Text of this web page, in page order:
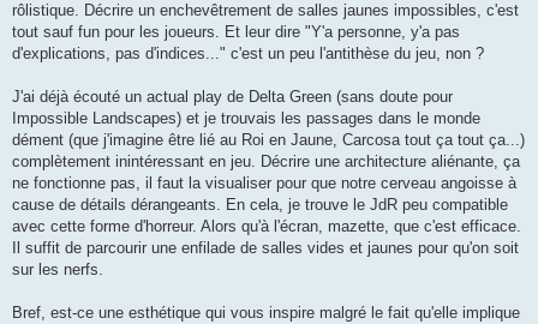
rôlistique. Décrire un enchevêtrement de salles jaunes impossibles, c'est
tout sauf fun pour les joueurs. Et leur dire "Y'a personne, y'a pas
d'explications, pas d'indices..." c'est un peu l'antithèse du jeu, non ?
J'ai déjà écouté un actual play de Delta Green (sans doute pour
Impossible Landscapes) et je trouvais les passages dans le monde
dément (que j'imagine être lié au Roi en Jaune, Carcosa tout ça tout ça...)
complètement inintéressant en jeu. Décrire une architecture aliénante, ça
ne fonctionne pas, il faut la visualiser pour que notre cerveau angoisse à
cause de détails dérangeants. En cela, je trouve le JdR peu compatible
avec cette forme d'horreur. Alors qu'à l'écran, mazette, que c'est efficace.
Il suffit de parcourir une enfilade de salles vides et jaunes pour qu'on soit
sur les nerfs.
Bref, est-ce une esthétique qui vous inspire malgré le fait qu'elle implique